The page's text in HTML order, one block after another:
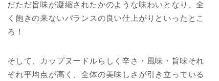
だただ旨味が凝縮されたかのような味わいとなり、全
く飽きの来ないバランスの良い仕上がりといったとこ
ろ！
そして、カップヌードルらしく辛さ・風味・旨味それ
ぞれ平均点が高く、全体の美味しさが引き立っている